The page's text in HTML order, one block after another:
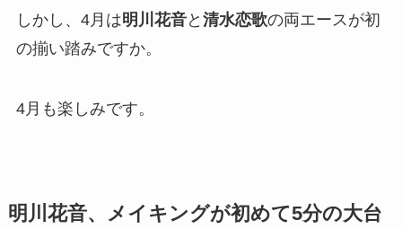
しかし、4月は明川花音と 清水恋歌の両エースが初
の揃い踏みですか。
4月も楽しみです。
明川花音、メイキングが初めて5分の大台